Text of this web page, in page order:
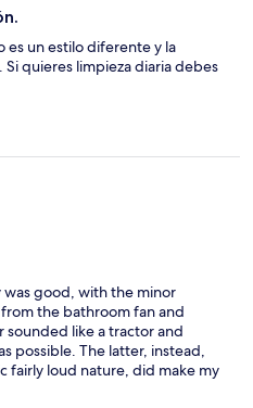
es un estilo diferente y la
quieres limpieza diaria debes
good, with the minor
the bathroom fan and
like a tractor and
possible. The latter, instead,
fairly loud nature, did make my
nights.